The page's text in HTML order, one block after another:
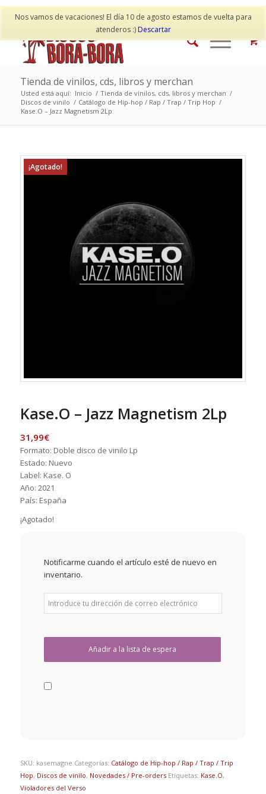
Nos vamos de vacaciones! El día 10 de agosto estamos de vuelta para
atenderos :)Descartar
Mi cuenta Contacto
Tienda de vinilos, cds, libros y merchan
Usted está aquí: Inicio / Tienda de vinilos, cds, libros y merchan /
Discos de vinilo / Catálogo de Hip-hop / Rap / Trap / Trip Hop /
Kase.O – Jazz Magnetism 2Lp
¡Agotado!
Kase.O – Jazz Magnetism 2Lp
31,99€
Formato: Doble disco de vinilo Lp
Estado: Nuevo
Label: Kase. O
Año: 2021
País: España
¡Agotado!
Notificarme cuando el artículo esté de nuevo en
inventario.
SKU: kasemagne Categorías: Catálogo de Hip-hop / Rap / Trap / Trip
Hop, Discos de vinilo, Novedades / Pre-orders Etiquetas: Kase.O,
Violadores del Verso